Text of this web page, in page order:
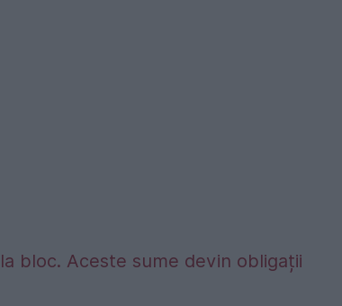
bloc. Aceste sume devin obligații